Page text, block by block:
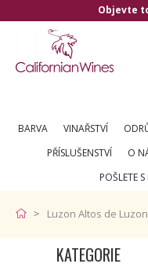
Objevte
BARVA VINAŘSTVÍ
PŘÍSLUŠENSTVÍ
O
POŠLETE
Luzon Altos de
KATEGORIE